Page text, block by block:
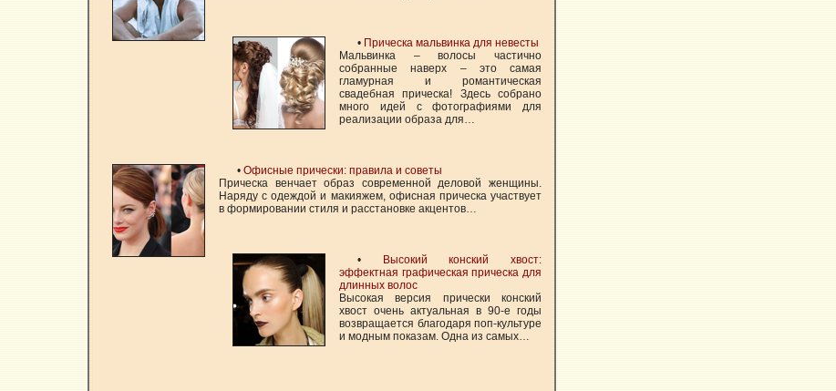
• Прическа мальвинка для невесты
Мальвинка – волосы частично
собранные наверх – это самая
гламурная и романтическая
свадебная прическа! Здесь собрано
много идей с фотографиями для
реализации образа для…
• Офисные прически: правила и советы
Прическа венчает образ современной деловой женщины.
Наряду с одеждой и макияжем, офисная прическа участвует
в формировании стиля и расстановке акцентов…
• Высокий конский хвост:
эффектная графическая прическа для
длинных волос
Высокая версия прически конский
хвост очень актуальная в 90-е годы
возвращается благодаря поп-культуре
и модным показам. Одна из самых…